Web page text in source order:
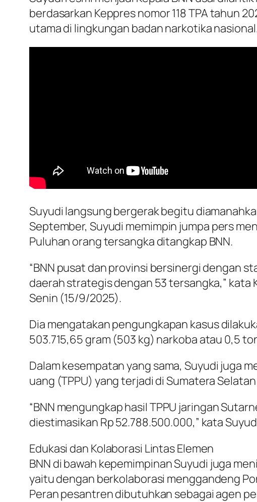
berdasarkan Keppres nomor 118 TPA tahun
utama di lingkungan badan narkotika
Suyudi langsung bergerak begitu
September, Suyudi memimpin jumpa pers
Puluhan orang tersangka ditangkap BNN.
“BNN pusat dan provinsi bersinergi dengan
daerah strategis dengan 53 tersangka,” kata
Senin (15/9/2025).
Dia mengatakan pengungkapan kasus
503.715,65 gram (503 kg) narkoba atau 0,5
Dalam kesempatan yang sama, Suyudi juga
uang (TPPU) yang terjadi di Sumatera
“BNN mengungkap hasil TPPU jaringan
diestimasikan Rp 52.788.500.000,” kata
Edukasi dan Kolaborasi Lintas Elemen
BNN di bawah kepemimpinan Suyudi juga
yaitu dengan berkolaborasi menggandeng
Peran pesantren dibutuhkan sebagai agen